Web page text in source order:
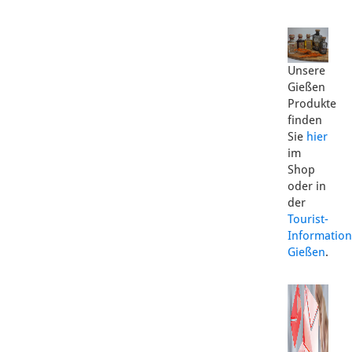
Unsere
Gießen
Produkte
finden
Sie hier
im
Shop
oder in
der
Tourist-
Information
Gießen.